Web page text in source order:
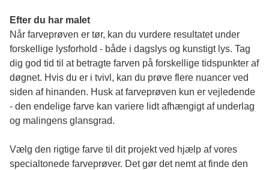
Efter du har malet
Når farveprøven er tør, kan du vurdere resultatet under
forskellige lysforhold - både i dagslys og kunstigt lys. Tag
dig god tid til at betragte farven på forskellige tidspunkter af
døgnet. Hvis du er i tvivl, kan du prøve flere nuancer ved
siden af hinanden. Husk at farveprøven kun er vejledende
- den endelige farve kan variere lidt afhængigt af underlag
og malingens glansgrad.
Vælg den rigtige farve til dit projekt ved hjælp af vores
specialtonede farveprøver. Det gør det nemt at finde den